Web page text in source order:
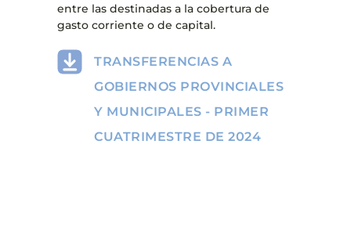
entre las destinadas a la cobertura de
gasto corriente o de capital.
TRANSFERENCIAS A
GOBIERNOS PROVINCIALES
Y MUNICIPALES - PRIMER
CUATRIMESTRE DE 2024